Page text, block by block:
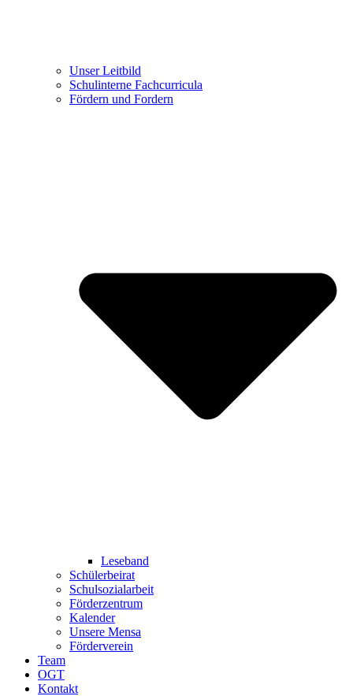
Unser Leitbild
Schulinterne Fachcurricula
Fördern und Fordern
Leseband
Schülerbeirat
Schulsozialarbeit
Förderzentrum
Kalender
Unsere Mensa
Förderverein
Team
OGT
Kontakt